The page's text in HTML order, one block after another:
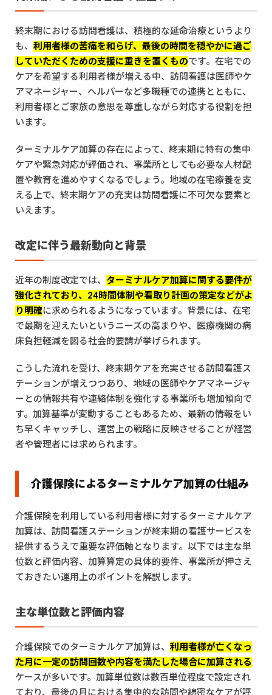
終末期における訪問看護は、積極的な延命治療というより
も、 利用者様の苦痛を和らげ、最後の時間を穏やかに過ご
していただくための支援に重きを置くものです。在宅での
ケアを希望する利用者様が増える中、訪問看護は医師やケ
アマネージャー、ヘルパーなど多職種での連携とともに、
利用者様とご家族の意思を尊重しながら対応する役割を担
います。
ターミナルケア加算の存在によって、終末期に特有の集中
ケアや緊急対応が評価され、事業所としても必要な人材配
置や教育を進めやすくなるでしょう。地域の在宅療養を支
える上で、終末期ケアの充実は訪問看護に不可欠な要素と
いえます。
改定に伴う最新動向と背景
近年の制度改定では、 ターミナルケア加算に関する要件が
強化されており、24時間体制や看取り計画の策定などがよ
り明確に求められるようになっています。背景には、在宅
で最期を迎えたいというニーズの高まりや、医療機関の病
床負担軽減を図る社会的要請が挙げられます。
こうした流れを受け、終末期ケアを充実させる訪問看護ス
テーションが増えつつあり、地域の医師やケアマネージャ
ーとの情報共有や連絡体制を強化する事業所も増加傾向で
す。加算基準が変動することもあるため、最新の情報をい
ち早くキャッチし、運営上の戦略に反映させることが経営
者や管理者には求められます。
介護保険によるターミナルケア加算の仕組み
介護保険を利用している利用者様に対するターミナルケア
加算は、訪問看護ステーションが終末期の看護サービスを
提供するうえで重要な評価軸となります。以下では主な単
位数と評価内容、加算算定の具体的要件、事業所が押さえ
ておきたい運用上のポイントを解説します。
主な単位数と評価内容
介護保険でのターミナルケア加算は、 利用者様が亡くなっ
た月に一定の訪問回数や内容を満たした場合に加算される
ケースが多いです。加算単位数は数百単位程度で設定され
ており、最後の月における集中的な訪問や綿密なケアが評